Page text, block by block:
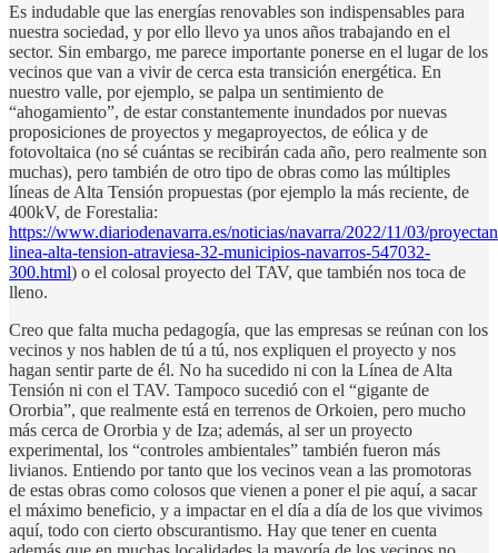
Es indudable que las energías renovables son indispensables para
nuestra sociedad, y por ello llevo ya unos años trabajando en el
sector. Sin embargo, me parece importante ponerse en el lugar de los
vecinos que van a vivir de cerca esta transición energética. En
nuestro valle, por ejemplo, se palpa un sentimiento de
“ahogamiento”, de estar constantemente inundados por nuevas
proposiciones de proyectos y megaproyectos, de eólica y de
fotovoltaica (no sé cuántas se recibirán cada año, pero realmente son
muchas), pero también de otro tipo de obras como las múltiples
líneas de Alta Tensión propuestas (por ejemplo la más reciente, de
400kV, de Forestalia:
https://www.diariodenavarra.es/noticias/navarra/2022/11/03/
linea-alta-tension-atraviesa-32-municipios-navarros-547032-
300.html) o el colosal proyecto del TAV, que también nos toca de
lleno.
Creo que falta mucha pedagogía, que las empresas se reúnan con los
vecinos y nos hablen de tú a tú, nos expliquen el proyecto y nos
hagan sentir parte de él. No ha sucedido ni con la Línea de Alta
Tensión ni con el TAV. Tampoco sucedió con el “gigante de
Ororbia”, que realmente está en terrenos de Orkoien, pero mucho
más cerca de Ororbia y de Iza; además, al ser un proyecto
experimental, los “controles ambientales” también fueron más
livianos. Entiendo por tanto que los vecinos vean a las promotoras
de estas obras como colosos que vienen a poner el pie aquí, a sacar
el máximo beneficio, y a impactar en el día a día de los que vivimos
aquí, todo con cierto obscurantismo. Hay que tener en cuenta